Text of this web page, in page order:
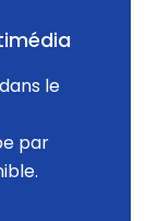
le
par